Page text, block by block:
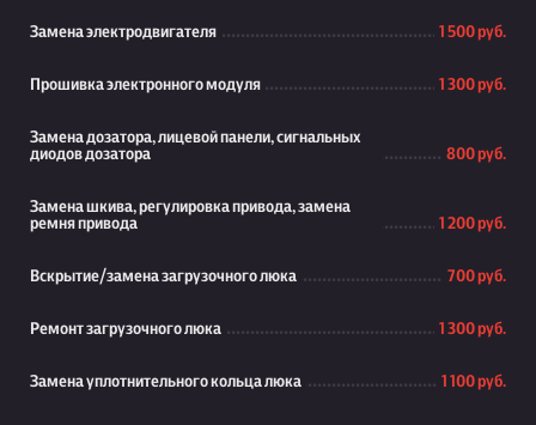
Замена электродвигателя 1 500 руб.
Прошивка электронного модуля 1 300 руб.
Замена дозатора, лицевой панели, сигнальных
диодов дозатора
800 руб.
Замена шкива, регулировка привода, замена
ремня привода
1 200 руб.
Вскрытие/замена загрузочного люка 700 руб.
Ремонт загрузочного люка 1 300 руб.
Замена уплотнительного кольца люка 1 100 руб.